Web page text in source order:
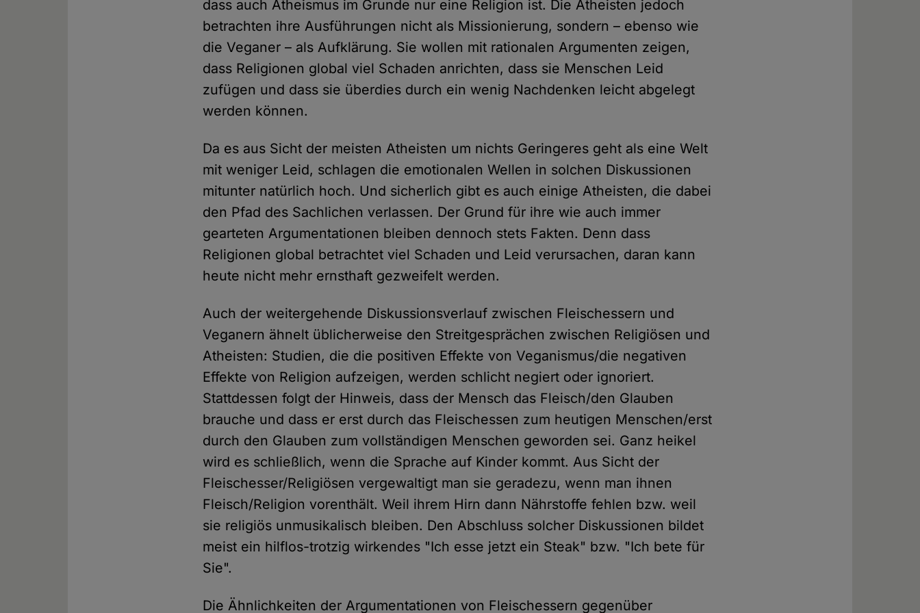
dass auch Atheismus im Grunde nur eine Religion ist. Die Atheisten jedoch
betrachten ihre Ausführungen nicht als Missionierung, sondern – ebenso wie
die Veganer – als Aufklärung. Sie wollen mit rationalen Argumenten zeigen,
dass Religionen global viel Schaden anrichten, dass sie Menschen Leid
zufügen und dass sie überdies durch ein wenig Nachdenken leicht abgelegt
werden können.
Da es aus Sicht der meisten Atheisten um nichts Geringeres geht als eine Welt
mit weniger Leid, schlagen die emotionalen Wellen in solchen Diskussionen
mitunter natürlich hoch. Und sicherlich gibt es auch einige Atheisten, die dabei
den Pfad des Sachlichen verlassen. Der Grund für ihre wie auch immer
gearteten Argumentationen bleiben dennoch stets Fakten. Denn dass
Religionen global betrachtet viel Schaden und Leid verursachen, daran kann
heute nicht mehr ernsthaft gezweifelt werden.
Auch der weitergehende Diskussionsverlauf zwischen Fleischessern und
Veganern ähnelt üblicherweise den Streitgesprächen zwischen Religiösen und
Atheisten: Studien, die die positiven Effekte von Veganismus/die negativen
Effekte von Religion aufzeigen, werden schlicht negiert oder ignoriert.
Stattdessen folgt der Hinweis, dass der Mensch das Fleisch/den Glauben
brauche und dass er erst durch das Fleischessen zum heutigen Menschen/erst
durch den Glauben zum vollständigen Menschen geworden sei. Ganz heikel
wird es schließlich, wenn die Sprache auf Kinder kommt. Aus Sicht der
Fleischesser/Religiösen vergewaltigt man sie geradezu, wenn man ihnen
Fleisch/Religion vorenthält. Weil ihrem Hirn dann Nährstoffe fehlen bzw. weil
sie religiös unmusikalisch bleiben. Den Abschluss solcher Diskussionen bildet
meist ein hilflos-trotzig wirkendes "Ich esse jetzt ein Steak" bzw. "Ich bete für
Sie".
Die Ähnlichkeiten der Argumentationen von Fleischessern gegenüber